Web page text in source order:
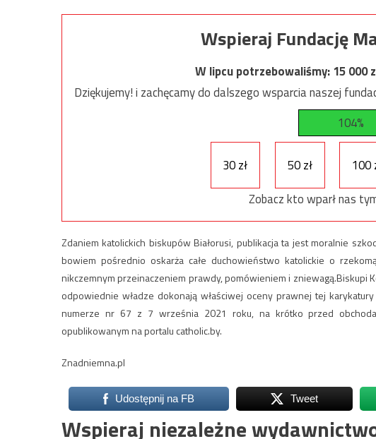
Wspieraj Fundację
W lipcu potrzebowaliśmy:15 000
Dziękujemy! i zachęcamy do dalszego wsparcia naszej
104%
30 zł 50 zł 100
Zobacz kto wparł nas
Zdaniem katolickich biskupów Białorusi, publikacja ta jest moralnie
bowiem pośrednio oskarża całe duchowieństwo katolickie o
nikczemnym przeinaczeniem prawdy, pomówieniem i zniewagą.Biskupi
odpowiednie władze dokonają właściwej oceny prawnej tej
numerze nr 67 z 7 września 2021 roku, na krótko przed
opublikowanym na portalu catholic.by.
Znadniemna.pl
Udostępnij na FB Tweet
Wspieraj niezależne